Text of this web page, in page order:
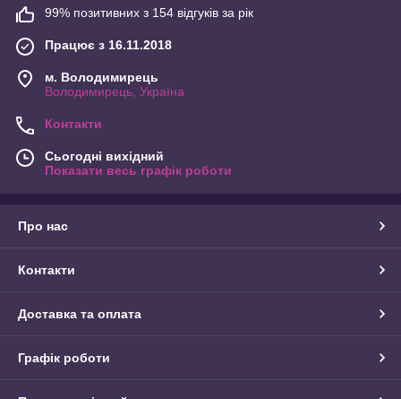
99% позитивних з 154 відгуків за рік
Працює з 16.11.2018
м. Володимирець
Володимирець, Україна
Контакти
Сьогодні вихідний
Показати весь графік роботи
Про нас
Контакти
Доставка та оплата
Графік роботи